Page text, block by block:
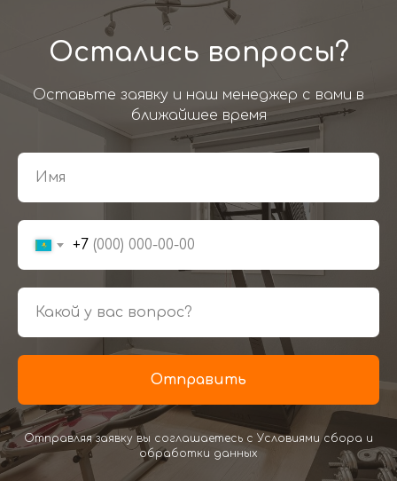
Остались вопросы?
Оставьте заявку и наш менеджер с вами в
ближайшее время
+7
Отправить
Отправляя заявку вы соглашаетесь с Условиями сбора и
обработки данных